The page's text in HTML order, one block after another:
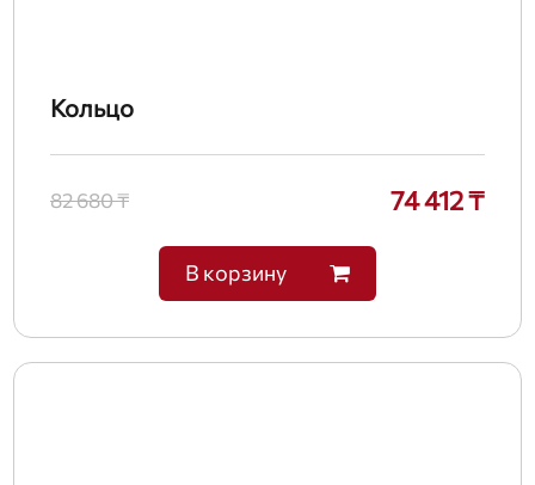
Кольцо
82 680 ₸ 74 412 ₸
В корзину